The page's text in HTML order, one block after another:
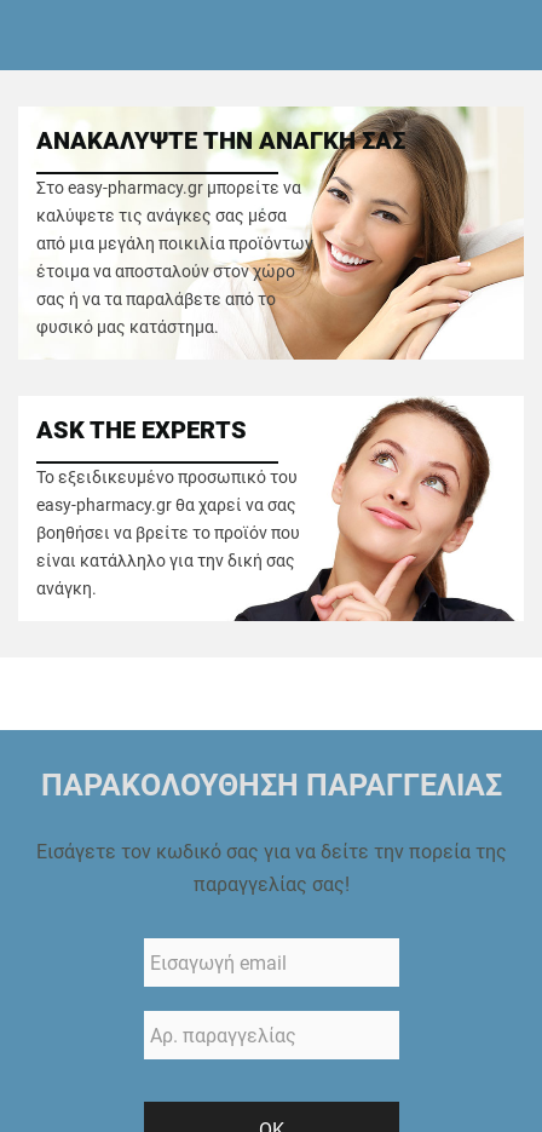
ΑΝΑΚΑΛΥΨΤΕ ΤΗΝ ΑΝΑΓΚΗ ΣΑΣ
Στο easy-pharmacy.gr μπορείτε να
καλύψετε τις ανάγκες σας μέσα
από μια μεγάλη ποικιλία προϊόντων
έτοιμα να αποσταλούν στον χώρο
σας ή να τα παραλάβετε από το
φυσικό μας κατάστημα.
ASK THE EXPERTS
Το εξειδικευμένο προσωπικό του
easy-pharmacy.gr θα χαρεί να σας
βοηθήσει να βρείτε το προϊόν που
είναι κατάλληλο για την δική σας
ανάγκη.
ΠΑΡΑΚΟΛΟΥΘΗΣΗ ΠΑΡΑΓΓΕΛΙΑΣ
Εισάγετε τον κωδικό σας για να δείτε την πορεία της
παραγγελίας σας!